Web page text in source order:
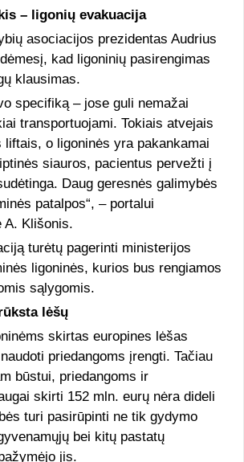
– ligonių evakuacija
asociacijos prezidentas Audrius
kad ligoninių pasirengimas
klausimas.
specifiką – jose guli nemažai
transportuojami. Tokiais atvejais
liftais, o ligoninės yra pakankamai
siauros, pacientus pervežti į
Daug geresnės galimybės
patalpos“, – portalui
A. Klišonis.
turėtų pagerinti ministerijos
ligoninės, kurios bus rengiamos
sąlygomis.
lėšų
skirtas europines lėšas
priedangoms įrengti. Tačiau
būstui, priedangoms ir
skirti 152 mln. eurų nėra dideli
turi pasirūpinti ne tik gydymo
bei kitų pastatų
jis.